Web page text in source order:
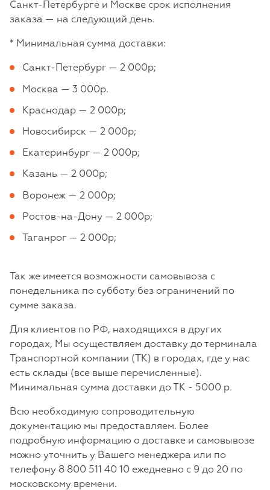
Санкт-Петербурге и Москве срок исполнения
заказа — на следующий день.
* Минимальная сумма доставки:
Санкт-Петербург — 2 000р;
Москва — 3 000р.
Краснодар — 2 000р;
Новосибирск — 2 000р;
Екатеринбург — 2 000р;
Казань — 2 000р;
Воронеж — 2 000р;
Ростов-на-Дону — 2 000р;
Таганрог — 2 000р;
Так же имеется возможности самовывоза с
понедельника по субботу без ограничений по
сумме заказа.
Для клиентов по РФ, находящихся в других
городах, Мы осуществляем доставку до терминала
Транспортной компании (ТК) в городах, где у нас
есть склады (все выше перечисленные).
Минимальная сумма доставки до ТК - 5000 р.
Всю необходимую сопроводительную
документацию мы предоставляем. Более
подробную информацию о доставке и самовывозе
можно уточнить у Вашего менеджера или по
телефону 8 800 511 40 10 ежедневно с 9 до 20 по
московскому времени.